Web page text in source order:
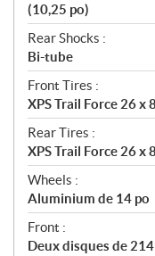
(10,25 po)
Rear Shocks :
Bi-tube
Front Tires :
XPS Trail Force 26 x
Rear Tires :
XPS Trail Force 26 x
Wheels :
Aluminium de 14 po
Front :
Deux disques de